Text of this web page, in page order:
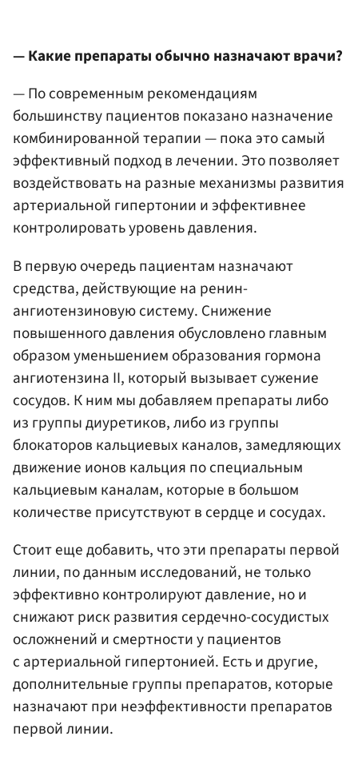
— Какие препараты обычно назначают врачи?
— По современным рекомендациям
большинству пациентов показано назначение
комбинированной терапии — пока это самый
эффективный подход в лечении. Это позволяет
воздействовать на разные механизмы развития
артериальной гипертонии и эффективнее
контролировать уровень давления.
В первую очередь пациентам назначают
средства, действующие на ренин-
ангиотензиновую систему. Снижение
повышенного давления обусловлено главным
образом уменьшением образования гормона
ангиотензина II, который вызывает сужение
сосудов. К ним мы добавляем препараты либо
из группы диуретиков, либо из группы
блокаторов кальциевых каналов, замедляющих
движение ионов кальция по специальным
кальциевым каналам, которые в большом
количестве присутствуют в сердце и сосудах.
Стоит еще добавить, что эти препараты первой
линии, по данным исследований, не только
эффективно контролируют давление, но и
снижают риск развития сердечно-сосудистых
осложнений и смертности у пациентов
с артериальной гипертонией. Есть и другие,
дополнительные группы препаратов, которые
назначают при неэффективности препаратов
первой линии.